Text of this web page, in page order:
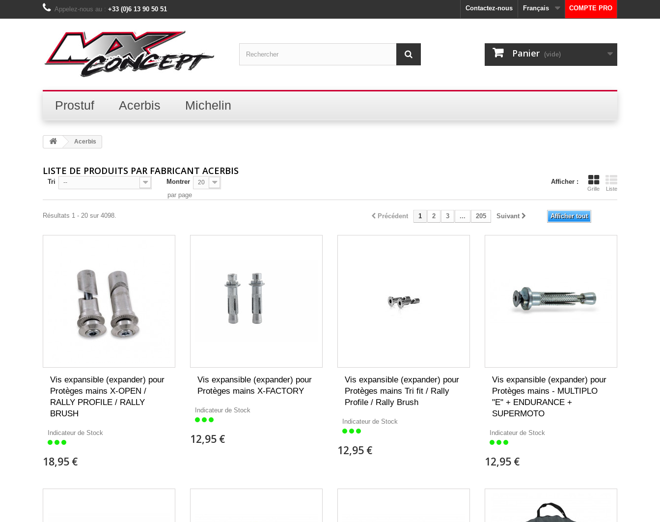
COMPTE PRO
Français
Contactez-nous
Appelez-nous au : +33 (0)6 13 90 50 51
Panier (vide)
Prostuf Acerbis Michelin
Acerbis
LISTE DE PRODUITS PAR FABRICANT ACERBIS
Afficher :
Grille Liste
Tri -- Montrer 20
par page
Afficher tout
Précédent 1 2 3 ... 205 Suivant
Résultats 1 - 20 sur 4098.
Vis expansible (expander) pour
Protèges mains X-OPEN /
RALLY PROFILE / RALLY
BRUSH
Indicateur de Stock
18,95 €
Vis expansible (expander) pour
Protèges mains X-FACTORY
Indicateur de Stock
12,95 €
Vis expansible (expander) pour
Protèges mains Tri fit / Rally
Profile / Rally Brush
Indicateur de Stock
12,95 €
Vis expansible (expander) pour
Protèges mains - MULTIPLO
"E" + ENDURANCE +
SUPERMOTO
Indicateur de Stock
12,95 €